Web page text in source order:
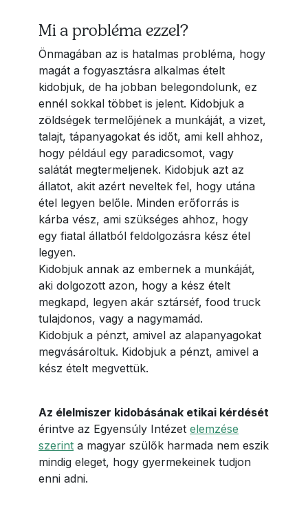
Mi a probléma ezzel?
Önmagában az is hatalmas probléma, hogy
magát a fogyasztásra alkalmas ételt
kidobjuk, de ha jobban belegondolunk, ez
ennél sokkal többet is jelent. Kidobjuk a
zöldségek termelőjének a munkáját, a vizet,
talajt, tápanyagokat és időt, ami kell ahhoz,
hogy például egy paradicsomot, vagy
salátát megtermeljenek. Kidobjuk azt az
állatot, akit azért neveltek fel, hogy utána
étel legyen belőle. Minden erőforrás is
kárba vész, ami szükséges ahhoz, hogy
egy fiatal állatból feldolgozásra kész étel
legyen.
Kidobjuk annak az embernek a munkáját,
aki dolgozott azon, hogy a kész ételt
megkapd, legyen akár sztárséf, food truck
tulajdonos, vagy a nagymamád.
Kidobjuk a pénzt, amivel az alapanyagokat
megvásároltuk. Kidobjuk a pénzt, amivel a
kész ételt megvettük.
Az élelmiszer kidobásának etikai kérdését
érintve az Egyensúly Intézet elemzése
szerint a magyar szülők harmada nem eszik
mindig eleget, hogy gyermekeinek tudjon
enni adni.